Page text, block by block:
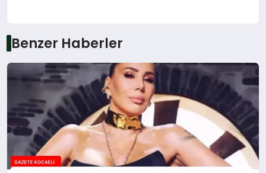
Benzer Haberler